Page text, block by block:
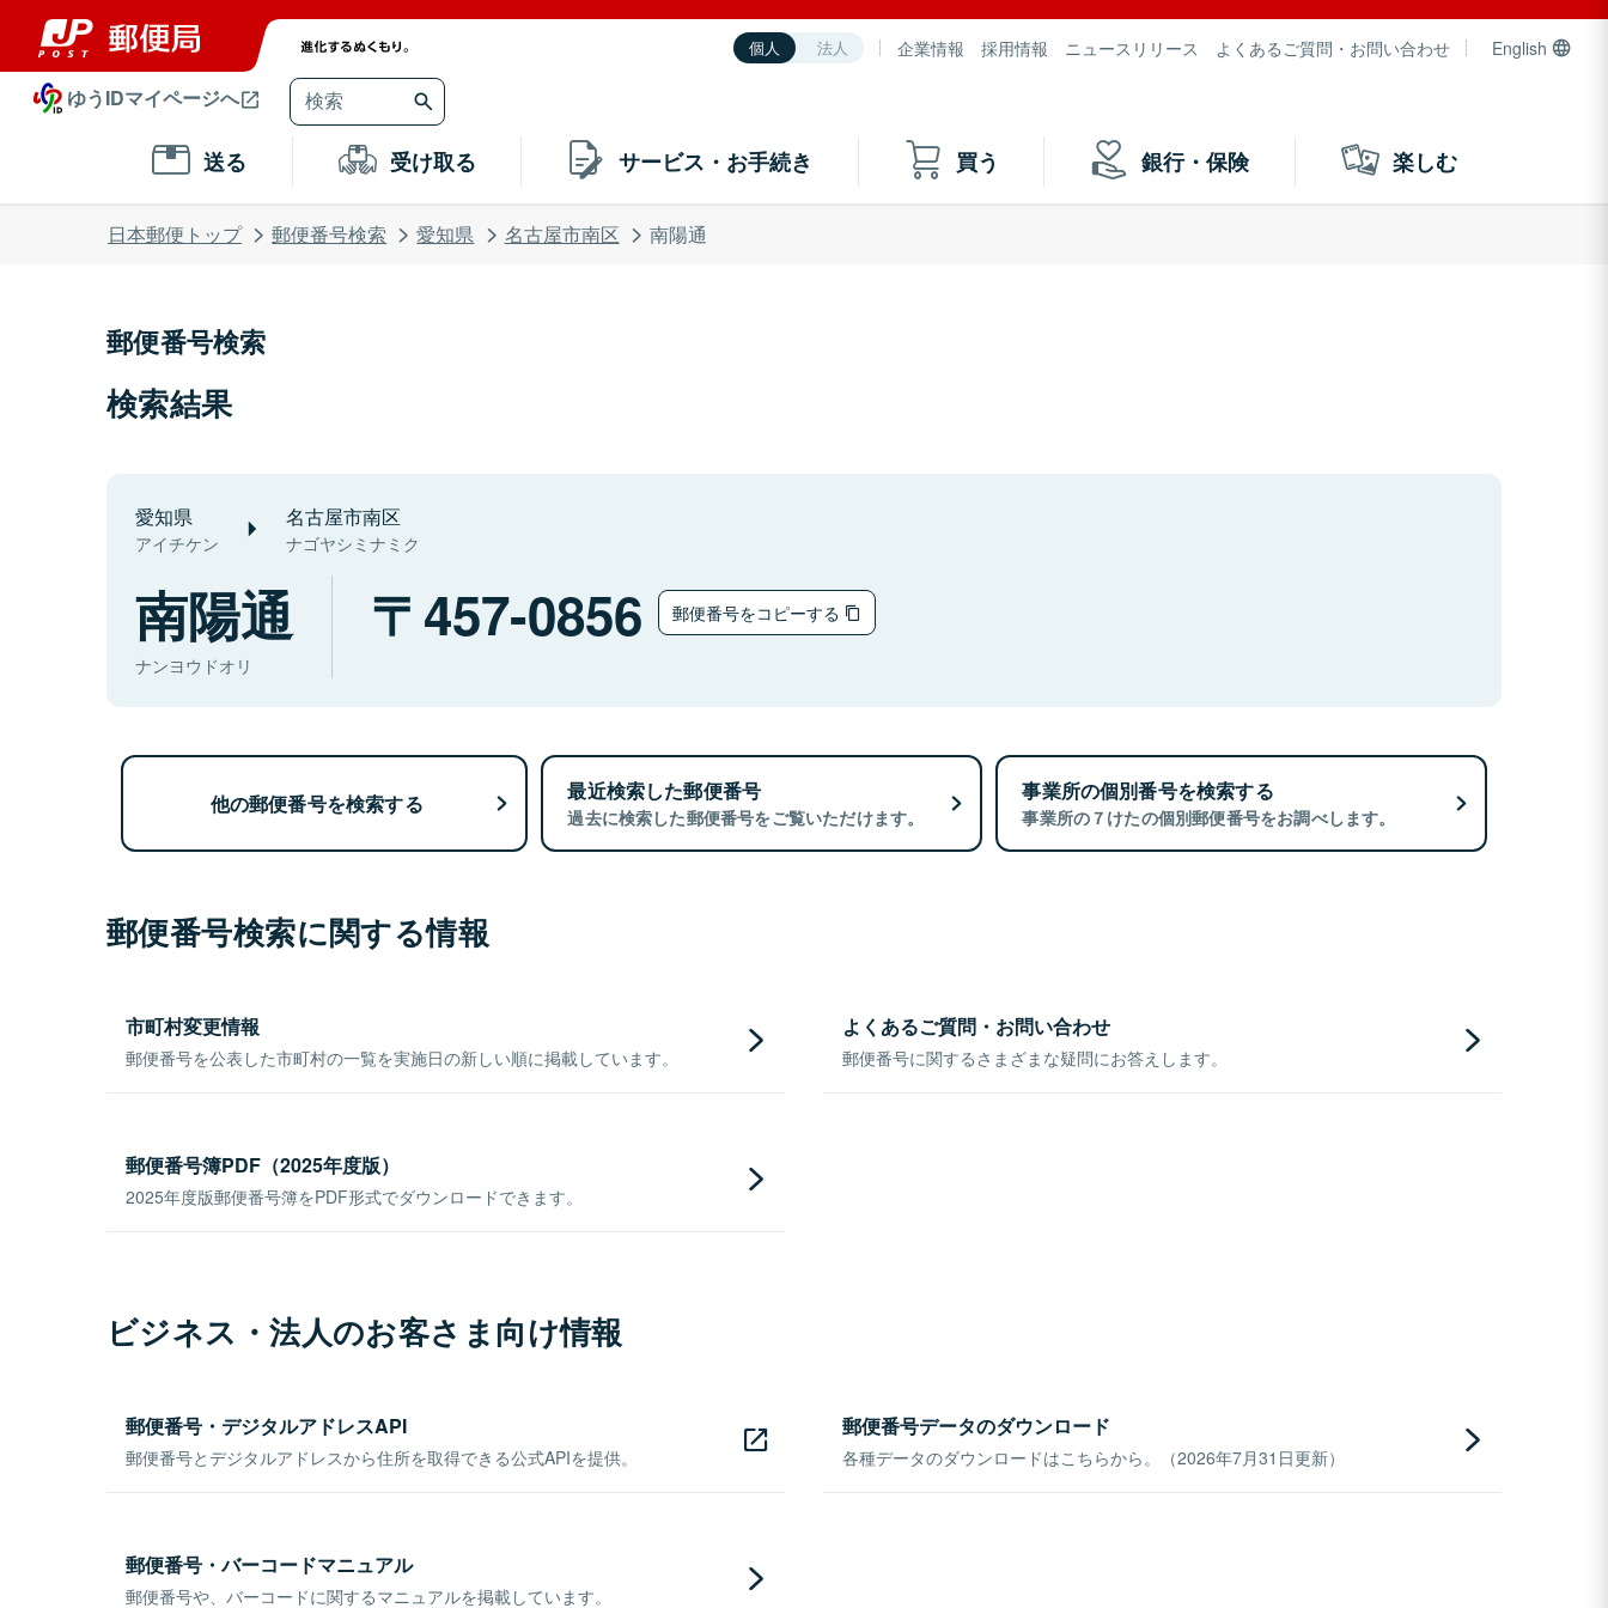
個人 法人 企業情報 採用情報 ニュースリリース よくあるご質問・お問い合わせ English
ゆうIDマイページへ
送る 受け取る サービス・お手続き 買う 銀行・保険 楽しむ
日本郵便トップ 郵便番号検索 愛知県 名古屋市南区 南陽通
郵便番号検索
検索結果
愛知県
アイチケン
名古屋市南区
ナゴヤシミナミク
南陽通
ナンヨウドオリ
457-0856 郵便番号をコピーする
他の郵便番号を検索する 最近検索した郵便番号
過去に検索した郵便番号をご覧いただけます。
事業所の個別番号を検索する
事業所の７けたの個別郵便番号をお調べします。
郵便番号検索に関する情報
市町村変更情報
郵便番号を公表した市町村の一覧を実施日の新しい順に掲載しています。
よくあるご質問・お問い合わせ
郵便番号に関するさまざまな疑問にお答えします。
郵便番号簿PDF（2025年度版）
2025年度版郵便番号簿をPDF形式でダウンロードできます。
ビジネス・法人のお客さま向け情報
郵便番号・デジタルアドレスAPI
郵便番号とデジタルアドレスから住所を取得できる公式APIを提供。
郵便番号データのダウンロード
各種データのダウンロードはこちらから。（2026年7月31日更新）
郵便番号・バーコードマニュアル
郵便番号や、バーコードに関するマニュアルを掲載しています。